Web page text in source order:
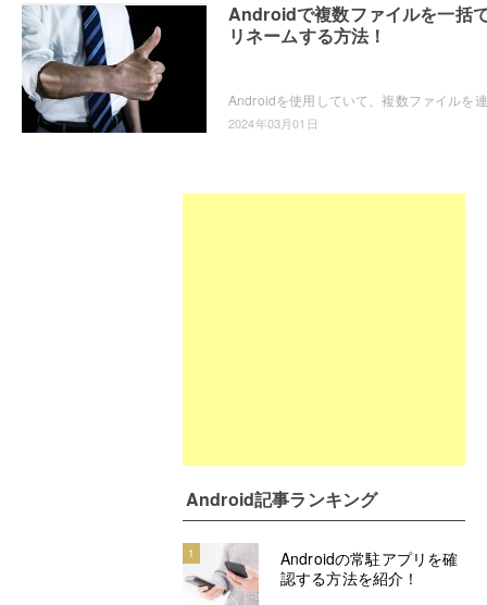
Androidで複数ファイルを一括
リネームする方法！
2024年03月01日
Android記事ランキング
1
Androidの常駐アプリを確
認する方法を紹介！